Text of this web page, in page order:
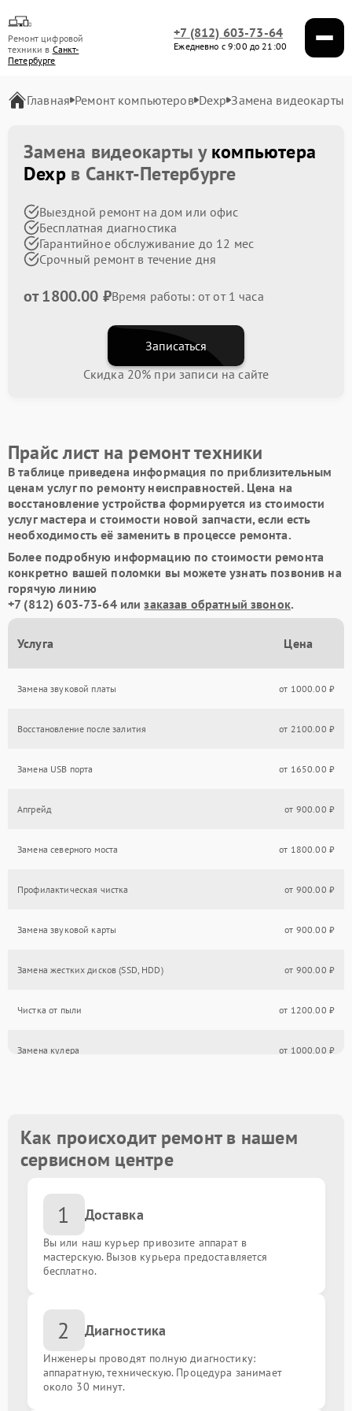
Ремонт цифровой
техники в Санкт-
Петербурге
+7 (812) 603-73-64
Ежедневно с 9:00 до 21:00
Главная Ремонт компьютеров Dexp Замена видеокарты
Замена видеокарты укомпьютера
Dexp в Санкт-Петербурге
Выездной ремонт на дом или офис
Бесплатная диагностика
Гарантийное обслуживание до 12 мес
Срочный ремонт в течение дня
от 1800.00 ₽Время работы: от от 1 часа
Записаться
Скидка 20% при записи на сайте
Прайс лист на ремонт техники
В таблице приведена информация по приблизительным
ценам услуг по ремонту неисправностей. Цена на
восстановление устройства формируется из стоимости
услуг мастера и стоимости новой запчасти, если есть
необходимость её заменить в процессе ремонта.
Более подробную информацию по стоимости ремонта
конкретно вашей поломки вы можете узнать позвонив на
горячую линию
+7 (812) 603-73-64илизаказав обратный звонок.
Услуга Цена
Замена звуковой платы от 1000.00 ₽
Восстановление после залития от 2100.00 ₽
Замена USB порта от 1650.00 ₽
Апгрейд от 900.00 ₽
Замена северного моста от 1800.00 ₽
Профилактическая чистка от 900.00 ₽
Замена звуковой карты от 900.00 ₽
Замена жестких дисков (SSD, HDD) от 900.00 ₽
Чистка от пыли от 1200.00 ₽
Замена кулера от 1000.00 ₽
Замена процессора
Ремонт системы охлаждения
Восстановление информации с жесткого диска
Замена оперативной памяти
Замена материнской платы от 1500.00 ₽
Как происходит ремонт в нашем
сервисном центре
1 Доставка
Вы или наш курьер привозите аппарат в
мастерскую. Вызов курьера предоставляется
бесплатно.
2 Диагностика
Инженеры проводят полную диагностику:
аппаратную, техническую. Процедура занимает
около 30 минут.